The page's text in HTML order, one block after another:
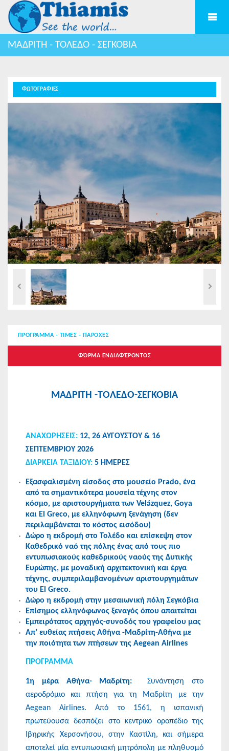
ΜΑΔΡΙΤΗ - ΤΟΛΕΔΟ - ΣΕΓΚΟΒΙΑ
ΦΩΤΟΓΡΑΦΙΕΣ
ΠΡΟΓΡΑΜΜΑ - ΤΙΜΕΣ - ΠΑΡΟΧΕΣ
ΦΌΡΜΑ ΕΝΔΙΑΦΈΡΟΝΤΟΣ
ΜΑΔΡΙΤΗ -ΤΟΛΕΔΟ-ΣΕΓΚΟΒΙΑ
ΑΝΑΧΩΡΗΣEIΣ: 12, 26 ΑΥΓΟΥΣΤΟΥ & 16
ΣΕΠΤΕΜΒΡΙΟΥ 2026
ΔΙΑΡΚΕΙΑ ΤΑΞΙΔΙΟΥ: 5 ΗΜΕΡΕΣ
Εξασφαλισμένη είσοδος στο μουσείο Prado, ένα
από τα σημαντικότερα μουσεία τέχνης στον
κόσμο, με αριστουργήματα των Velázquez, Goya
και El Greco, με ελληνόφωνη ξενάγηση (δεν
περιλαμβάνεται το κόστος εισόδου)
Δώρο η εκδρομή στο Τολέδο και επίσκεψη στον
Καθεδρικό ναό της πόλης ένας από τους πιο
εντυπωσιακούς καθεδρικούς ναούς της Δυτικής
Ευρώπης, με μοναδική αρχιτεκτονική και έργα
τέχνης, συμπεριλαμβανομένων αριστουργημάτων
του El Greco.
Δώρο η εκδρομή στην μεσαιωνική πόλη Σεγκόβια
Επίσημος ελληνόφωνος ξεναγός όπου απαιτείται
Εμπειρότατος αρχηγός-συνοδός του γραφείου μας
Απ’ ευθείας πτήσεις Αθήνα -Μαδρίτη-Αθήνα με
την ποιότητα των πτήσεων της Aegean Airlines
ΠΡΟΓΡΑΜΜΑ
1η μέρα Αθήνα- Μαδρίτη:
Συνάντηση στο
αεροδρόμιο και πτήση για τη Μαδρίτη με την
Aegean Airlines. Από το 1561, η ισπανική
πρωτεύουσα δεσπόζει στο κεντρικό οροπέδιο της
Ιβηρικής Χερσονήσου, στην Καστίλη, και σήμερα
αποτελεί μία εντυπωσιακή μητρόπολη με πληθυσμό